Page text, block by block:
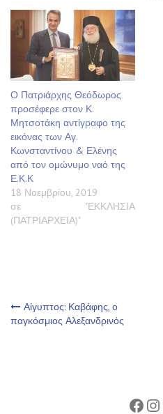
Ο Πατριάρχης Θεόδωρος
προσέφερε στον Κ.
Μητσοτάκη αντίγραφο της
εικόνας των Αγ.
Κωνσταντίνου & Ελένης
από τον ομώνυμο ναό της
Ε.Κ.Κ
18 Νοεμβρίου, 2019
σε "ΕΚΚΛΗΣΙΑ
(ΠΑΤΡΙΑΡΧΕΙΑ)"
Πλοήγηση
Αίγυπτος: Καβάφης, ο
παγκόσμιος Αλεξανδρινός